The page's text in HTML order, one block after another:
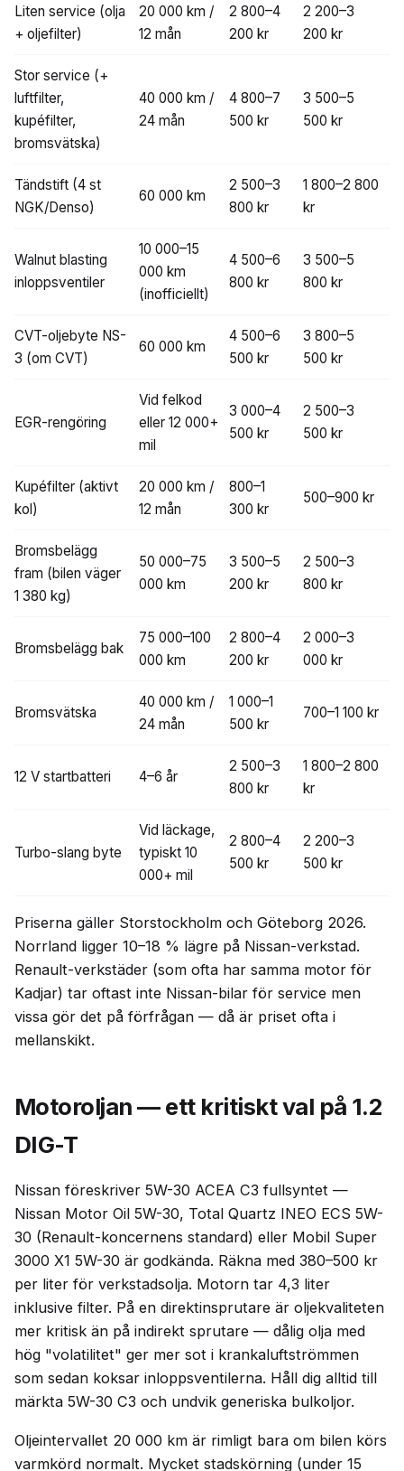
Liten service (olja
+ oljefilter)
20 000 km /
12 mån
2 800–4
200 kr
2 200–3
200 kr
Stor service (+
luftfilter,
kupéfilter,
bromsvätska)
40 000 km /
24 mån
4 800–7
500 kr
3 500–5
500 kr
Tändstift (4 st
NGK/Denso)
60 000 km
2 500–3
800 kr
1 800–2 800
kr
Walnut blasting
inloppsventiler
10 000–15
000 km
(inofficiellt)
4 500–6
800 kr
3 500–5
800 kr
CVT-oljebyte NS-
3 (om CVT)
60 000 km
4 500–6
500 kr
3 800–5
500 kr
EGR-rengöring
Vid felkod
eller 12 000+
mil
3 000–4
500 kr
2 500–3
500 kr
Kupéfilter (aktivt
kol)
20 000 km /
12 mån
800–1
300 kr
500–900 kr
Bromsbelägg
fram (bilen väger
1 380 kg)
50 000–75
000 km
3 500–5
200 kr
2 500–3
800 kr
Bromsbelägg bak
75 000–100
000 km
2 800–4
200 kr
2 000–3
000 kr
Bromsvätska
40 000 km /
24 mån
1 000–1
500 kr
700–1 100 kr
12 V startbatteri 4–6 år
2 500–3
800 kr
1 800–2 800
kr
Turbo-slang byte
Vid läckage,
typiskt 10
000+ mil
2 800–4
500 kr
2 200–3
500 kr
Priserna gäller Storstockholm och Göteborg 2026.
Norrland ligger 10–18 % lägre på Nissan-verkstad.
Renault-verkstäder (som ofta har samma motor för
Kadjar) tar oftast inte Nissan-bilar för service men
vissa gör det på förfrågan — då är priset ofta i
mellanskikt.
Motoroljan — ett kritiskt val på 1.2
DIG-T
Nissan föreskriver 5W-30 ACEA C3 fullsyntet —
Nissan Motor Oil 5W-30, Total Quartz INEO ECS 5W-
30 (Renault-koncernens standard) eller Mobil Super
3000 X1 5W-30 är godkända. Räkna med 380–500 kr
per liter för verkstadsolja. Motorn tar 4,3 liter
inklusive filter. På en direktinsprutare är oljekvaliteten
mer kritisk än på indirekt sprutare — dålig olja med
hög "volatilitet" ger mer sot i krankaluftströmmen
som sedan koksar inloppsventilerna. Håll dig alltid till
märkta 5W-30 C3 och undvik generiska bulkoljor.
Oljeintervallet 20 000 km är rimligt bara om bilen körs
varmkörd normalt. Mycket stadskörning (under 15